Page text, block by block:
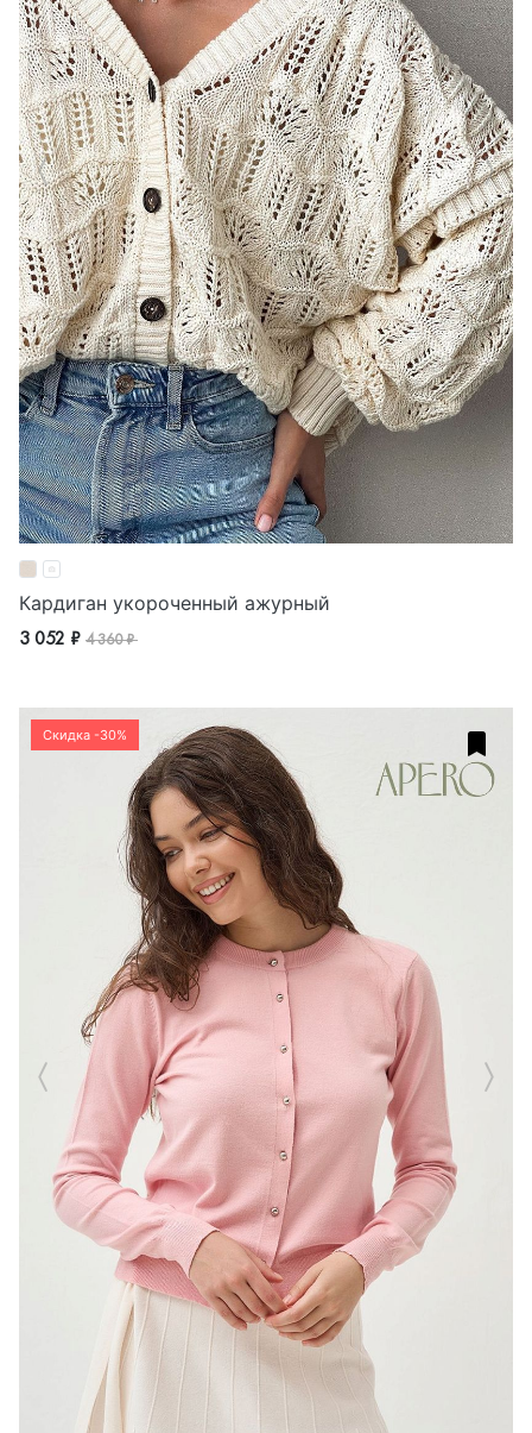
Кардиган укороченный ажурный
3 052 ₽ 4 360 ₽
Скидка -30%